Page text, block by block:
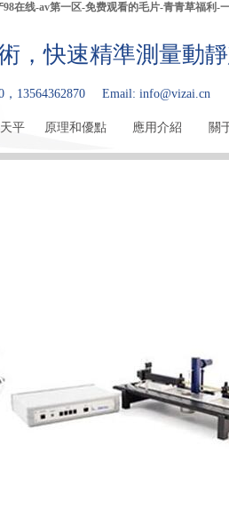
在线-av第一区-免费观看的毛片-青青草福利-
，快速精準測量動
，13564362870 Email: info@vizai.cn
平 原理和優點 應用介紹 關